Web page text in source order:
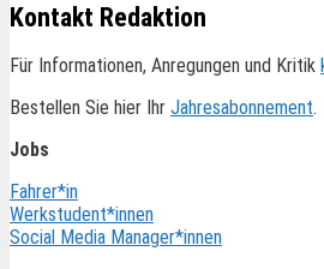
Kontakt Redaktion
Für Informationen, Anregungen und Kritik
Bestellen Sie hier Ihr Jahresabonnement.
Jobs
Fahrer*in
Werkstudent*innen
Social Media Manager*innen